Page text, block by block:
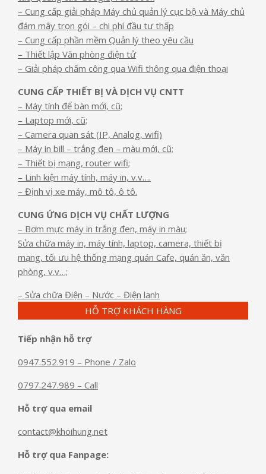
– Cung cấp giải pháp Máy chủ quản lý cục bộ và Máy chủ
đám mây trọn gói – chi phí đầu tư thấp
– Cung cấp phần mềm Quản lý theo yêu cầu
– Thiết lập Văn phòng điện tử
– Giải pháp chấm công qua Wifi thông qua điện thoại
CUNG CẤP THIẾT BỊ VÀ DỊCH VỤ CNTT
– Máy tính để bàn mới, cũ;
– Laptop mới, cũ;
– Camera quan sát (IP, Analog, wifi)
– Máy in bill – trắng đen – màu mới, cũ;
– Thiết bị mạng, router wifi;
– Linh kiện máy tính, máy in, v.v….
– Định vị xe máy, mô tô, ô tô.
CUNG ỨNG DỊCH VỤ CHẤT LƯỢNG
– Bơm mực máy in trắng đen, máy in màu;
Sửa chữa máy in, máy tính, laptop, camera, thiết bị
mạng, tối ưu hệ thống mạng quán Cafe, quán ăn, văn
phòng, v.v…;
– Sửa chữa Điện – Nước – Điện lạnh
HỖ TRỢ KHÁCH HÀNG
Tiếp nhận hỗ trợ
0947.552.919 – Phone / Zalo
0797.247.989 – Call
Hỗ trợ qua email
contact@khoihung.net
Hỗ trợ qua Fanpage: